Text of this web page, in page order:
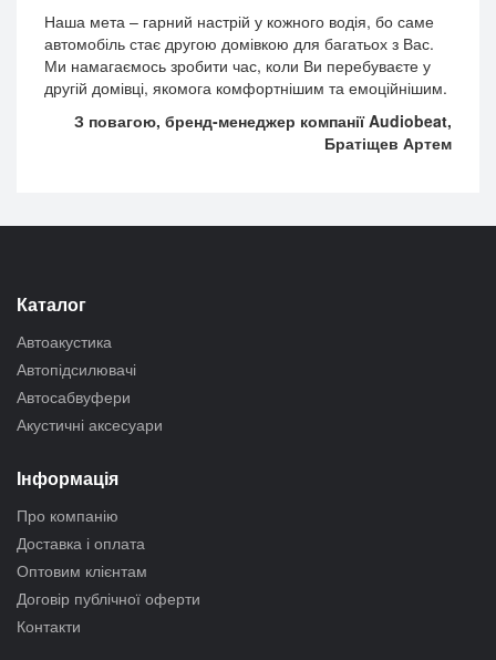
Наша мета – гарний настрій у кожного водія, бо саме
автомобіль стає другою домівкою для багатьох з Вас.
Ми намагаємось зробити час, коли Ви перебуваєте у
другій домівці, якомога комфортнішим та емоційнішим.
З повагою, бренд-менеджер компанії Audiobeat,
Братіщев Артем
Каталог
Автоакустика
Автопідсилювачі
Автосабвуфери
Акустичні аксесуари
Інформація
Про компанію
Доставка і оплата
Оптовим клієнтам
Договір публічної оферти
Контакти